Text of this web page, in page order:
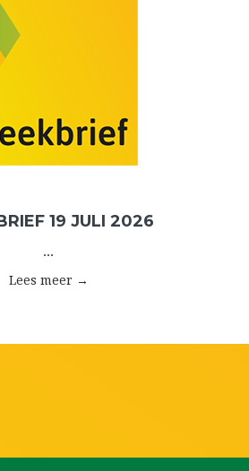
19 JULI 2026
...
Lees meer →